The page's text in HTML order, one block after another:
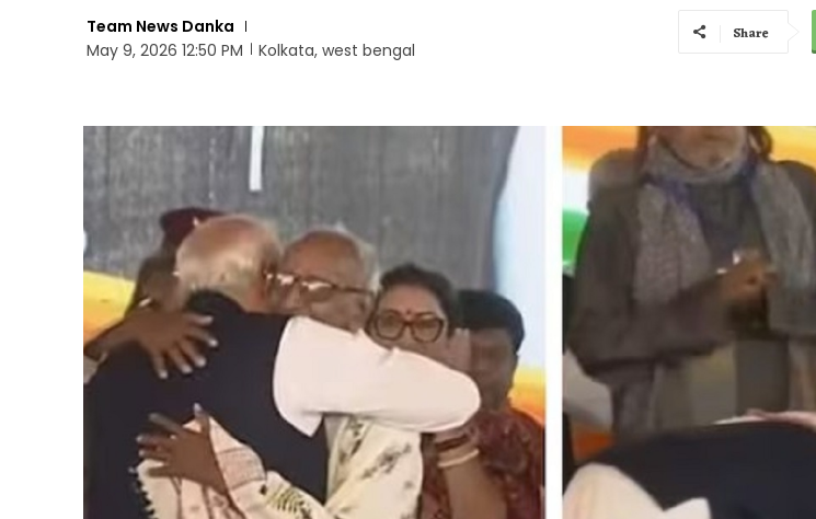
Team News Danka
May 9, 2026 12:50 PM
Kolkata, west bengal
Share